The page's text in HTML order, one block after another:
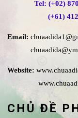
Tel: (+02)
(+61)
Email:
Website:
CHỦ ĐỀ